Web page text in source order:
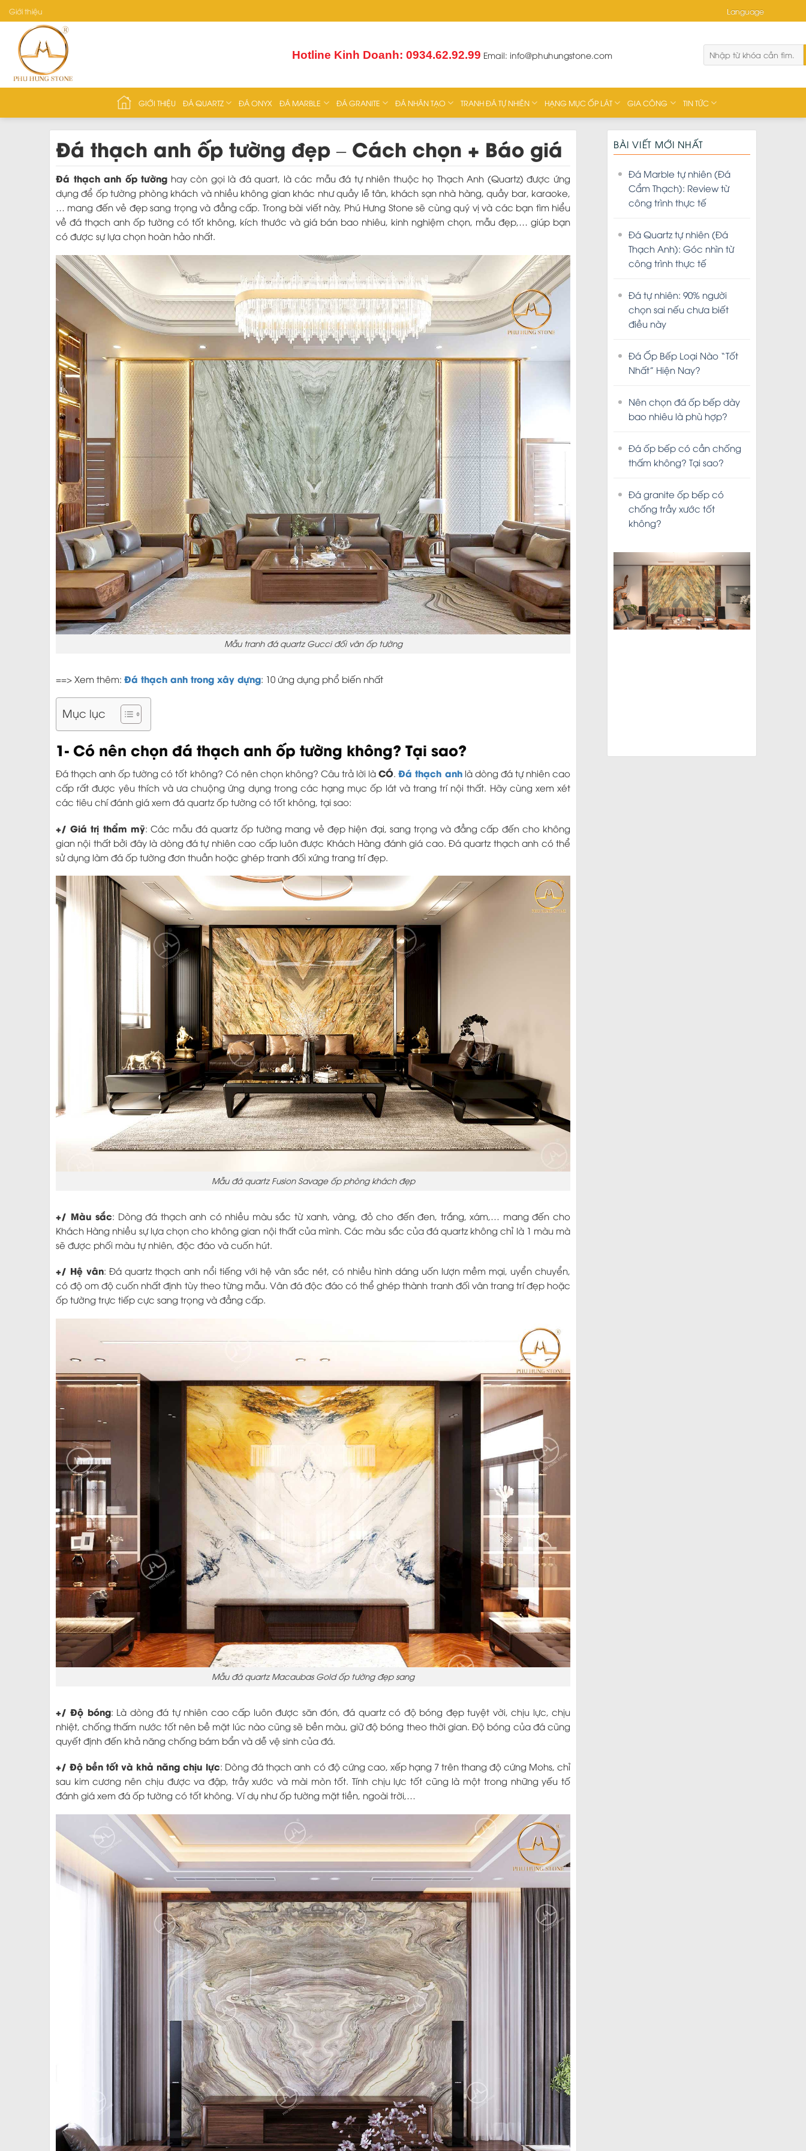
Skip
to
content
Giới thiệu
Hotline Kinh Doanh: 0934.62.92.99 Email: info@phuhungstone.com
GIỚI THIỆU ĐÁ QUARTZ ĐÁ ONYX ĐÁ MARBLE ĐÁ GRANITE ĐÁ NHÂN TẠO TRANH ĐÁ TỰ NHIÊN HẠNG MỤC ỐP LÁT GIA CÔNG TIN TỨC
Đá thạch anh ốp tường đẹp – Cách chọn + Báo giá
Đá thạch anh ốp tường hay còn gọi là đá quart, là các mẫu đá tự nhiên thuộc họ Thạch Anh (Quartz) được ứng
dụng để ốp tường phòng khách và nhiều không gian khác như quầy lễ tân, khách sạn nhà hàng, quầy bar, karaoke,
… mang đến vẻ đẹp sang trọng và đẳng cấp. Trong bài viết này, Phú Hưng Stone sẽ cùng quý vị và các bạn tìm hiểu
về đá thạch anh ốp tường có tốt không, kích thước và giá bán bao nhiêu, kinh nghiệm chọn, mẫu đẹp,… giúp bạn
có được sự lựa chọn hoàn hảo nhất.
Mẫu tranh đá quartz Gucci đối vân ốp tường
==> Xem thêm: Đá thạch anh trong xây dựng: 10 ứng dụng phổ biến nhất
Mục lục
1- Có nên chọn đá thạch anh ốp tường không? Tại sao?
Đá thạch anh ốp tường có tốt không? Có nên chọn không? Câu trả lời làCÓ.Đá thạch anhlà dòng đá tự nhiên cao
cấp rất được yêu thích và ưa chuộng ứng dụng trong các hạng mục ốp lát và trang trí nội thất. Hãy cùng xem xét
các tiêu chí đánh giá xem đá quartz ốp tường có tốt không, tại sao:
+/ Giá trị thẩm mỹ: Các mẫu đá quartz ốp tường mang vẻ đẹp hiện đại, sang trọng và đẳng cấp đến cho không
gian nội thất bởi đây là dòng đá tự nhiên cao cấp luôn được Khách Hàng đánh giá cao. Đá quartz thạch anh có thể
sử dụng làm đá ốp tường đơn thuần hoặc ghép tranh đối xứng trang trí đẹp.
Mẫu đá quartz Fusion Savage ốp phòng khách đẹp
+/ Màu sắc: Dòng đá thạch anh có nhiều màu sắc từ xanh, vàng, đỏ cho đến đen, trắng, xám,… mang đến cho
Khách Hàng nhiều sự lựa chọn cho không gian nội thất của mình. Các màu sắc của đá quartz không chỉ là 1 màu mà
sẽ được phối màu tự nhiên, độc đáo và cuốn hút.
+/ Hệ vân: Đá quartz thạch anh nổi tiếng với hệ vân sắc nét, có nhiều hình dáng uốn lượn mềm mại, uyển chuyển,
có độ om độ cuốn nhất định tùy theo từng mẫu. Vân đá độc đáo có thể ghép thành tranh đối vân trang trí đẹp hoặc
ốp tường trực tiếp cực sang trọng và đẳng cấp.
Mẫu đá quartz Macaubas Gold ốp tường đẹp sang
+/ Độ bóng: Là dòng đá tự nhiên cao cấp luôn được săn đón, đá quartz có độ bóng đẹp tuyệt vời, chịu lực, chịu
nhiệt, chống thấm nước tốt nên bề mặt lúc nào cũng sẽ bền màu, giữ độ bóng theo thời gian. Độ bóng của đá cũng
quyết định đến khả năng chống bám bẩn và dễ vệ sinh của đá.
+/ Độ bền tốt và khả năng chịu lực: Dòng đá thạch anh có độ cứng cao, xếp hạng 7 trên thang độ cứng Mohs, chỉ
sau kim cương nên chịu được va đập, trầy xước và mài mòn tốt. Tính chịu lực tốt cũng là một trong những yếu tố
đánh giá xem đá ốp tường có tốt không. Ví dụ như ốp tường mặt tiền, ngoài trời,…
BÀI VIẾT MỚI NHẤT
Đá Marble tự nhiên (Đá
Cẩm Thạch): Review từ
công trình thực tế
Đá Quartz tự nhiên (Đá
Thạch Anh): Góc nhìn từ
công trình thực tế
Đá tự nhiên: 90% người
chọn sai nếu chưa biết
điều này
Đá Ốp Bếp Loại Nào “Tốt
Nhất” Hiện Nay?
Nên chọn đá ốp bếp dày
bao nhiêu là phù hợp?
Đá ốp bếp có cần chống
thấm không? Tại sao?
Đá granite ốp bếp có
chống trầy xước tốt
không?
Language